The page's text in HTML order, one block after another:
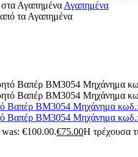
στα Αγαπημένα Αγαπημένα
τα Αγαπημένα
Βαπέρ BM3054 Μηχάνημα
Βαπέρ BM3054 Μηχάνημα
€100.00.€75.00Η τρέχουσα